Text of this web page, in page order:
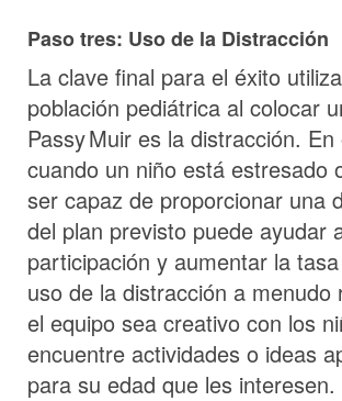
Paso tres: Uso de la Distracción
La clave final para el éxito
población pediátrica al colocar
Passy Muir es la distracción. En
cuando un niño está estresado
ser capaz de proporcionar una
del plan previsto puede ayudar
participación y aumentar la
uso de la distracción a menudo
el equipo sea creativo con los
encuentre actividades o ideas
para su edad que les interesen.